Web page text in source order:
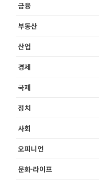
금융
부동산
산업
경제
국제
정치
사회
오피니언
문화·라이프